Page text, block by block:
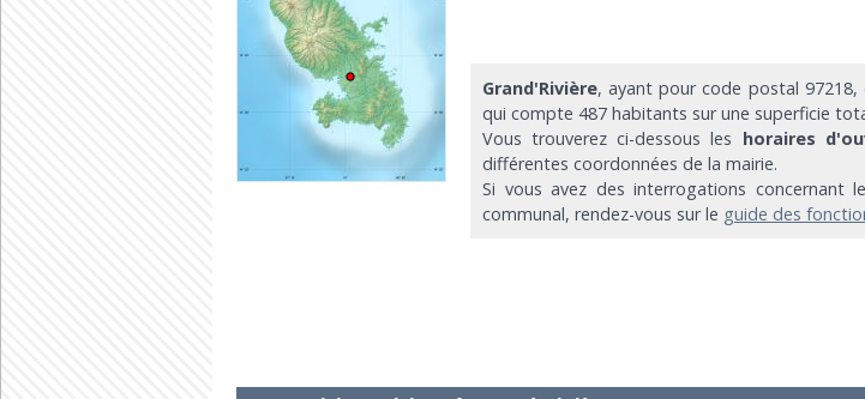
Grand'Rivière, ayant pour code postal
qui compte 487 habitants sur une superficie
Vous trouverez ci-dessous les horaires
différentes coordonnées de la mairie.
Si vous avez des interrogations concernant
communal, rendez-vous sur le guide des